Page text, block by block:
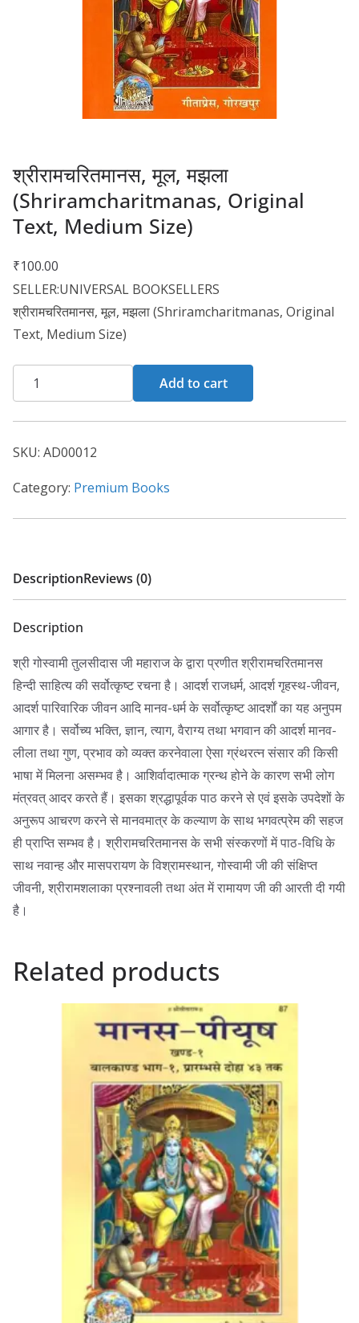
श्रीरामचरितमानस, मूल, मझला
(Shriramcharitmanas, Original
Text, Medium Size)
₹100.00
SELLER:UNIVERSAL BOOKSELLERS
श्रीरामचरितमानस, मूल, मझला (Shriramcharitmanas, Original
Text, Medium Size)
Add to cart
SKU: AD00012
Category: Premium Books
DescriptionReviews (0)
Description
श्री गोस्वामी तुलसीदास जी महाराज के द्वारा प्रणीत श्रीरामचरितमानस
हिन्दी साहित्य की सर्वोत्कृष्ट रचना है। आदर्श राजधर्म, आदर्श गृहस्थ-जीवन,
आदर्श पारिवारिक जीवन आदि मानव-धर्म के सर्वोत्कृष्ट आदर्शों का यह अनुपम
आगार है। सर्वोच्य भक्ति, ज्ञान, त्याग, वैराग्य तथा भगवान की आदर्श मानव-
लीला तथा गुण, प्रभाव को व्यक्त करनेवाला ऐसा ग्रंथरत्न संसार की किसी
भाषा में मिलना असम्भव है। आशिर्वादात्माक ग्रन्थ होने के कारण सभी लोग
मंत्रवत् आदर करते हैं। इसका श्रद्धापूर्वक पाठ करने से एवं इसके उपदेशों के
अनुरूप आचरण करने से मानवमात्र के कल्याण के साथ भगवत्प्रेम की सहज
ही प्राप्ति सम्भव है। श्रीरामचरितमानस के सभी संस्करणों में पाठ-विधि के
साथ नवान्ह और मासपरायण के विश्रामस्थान, गोस्वामी जी की संक्षिप्त
जीवनी, श्रीरामशलाका प्रश्नावली तथा अंत में रामायण जी की आरती दी गयी
है।
Related products